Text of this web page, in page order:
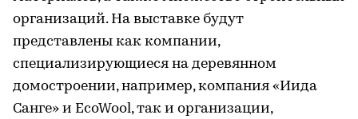
организаций. На выставке будут
представлены как компании,
специализирующиеся на деревянном
домостроении, например, компания «Иида
Санге» и EcoWool, так и организации,